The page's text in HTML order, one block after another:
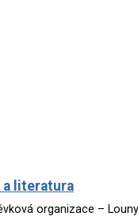
a literatura
organizace – Louny